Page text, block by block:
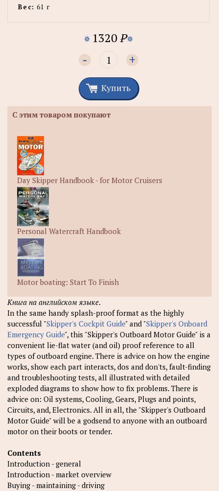
Вес: 61 г
1320P
- +
Купить
С этим товаром покупают
Day Skipper Handbook - for Motor Cruisers
Personal Watercraft Handbook
Motor boating: Start To Finish
Книга на английском языке.
In the same handy splash-proof format as the highly
successful "Skipper's Cockpit Guide" and "Skipper's Onboard
Emergency Guide", this "Skipper's Outboard Motor Guide" is a
convenient lie-flat water (and oil) proof reference to all
types of outboard engine. There is advice on how the engine
works, show each part interacts, dos and don'ts, fault-finding
and troubleshooting tests, all illustrated with detailed
exploded diagrams to show how to fix problems. There is
advice on: Oil systems, Cooling, Gears, Plugs and points,
Circuits, and, Electronics. All in all, the "Skipper's Outboard
Motor Guide" will be a godsend to anyone with an outboard
motor on their boots or tender.
Contents
Introduction - general
Introduction - market overview
Buying - maintaining - driving